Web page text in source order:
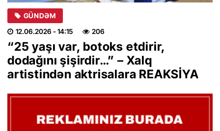
GÜNDƏM
12.06.2026 - 14:15 206
“25 yaşı var, botoks etdirir,
dodağını şişirdir…” – Xalq
artistindən aktrisalara REAKSİYA